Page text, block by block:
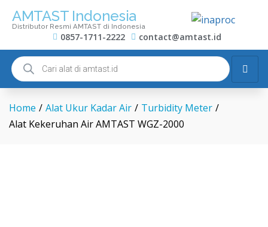
AMTAST Indonesia
Distributor Resmi AMTAST di Indonesia
0857-1711-2222 contact@amtast.id
Home / Alat Ukur Kadar Air / Turbidity Meter /
Alat Kekeruhan Air AMTAST WGZ-2000